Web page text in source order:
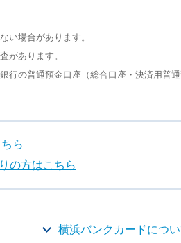
い場合があります。
があります。
行の普通預金口座（総合口座・決済用普
ら
の方はこちら
横浜バンクカードについ